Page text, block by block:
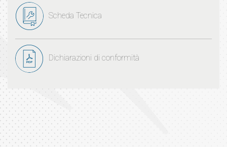
Scheda Tecnica
Dichiarazioni di conformità